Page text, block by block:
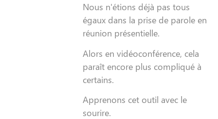
Nous n'étions déjà pas tous
égaux dans la prise de parole en
réunion présentielle.
Alors en vidéoconférence, cela
paraît encore plus compliqué à
certains.
Apprenons cet outil avec le
sourire.